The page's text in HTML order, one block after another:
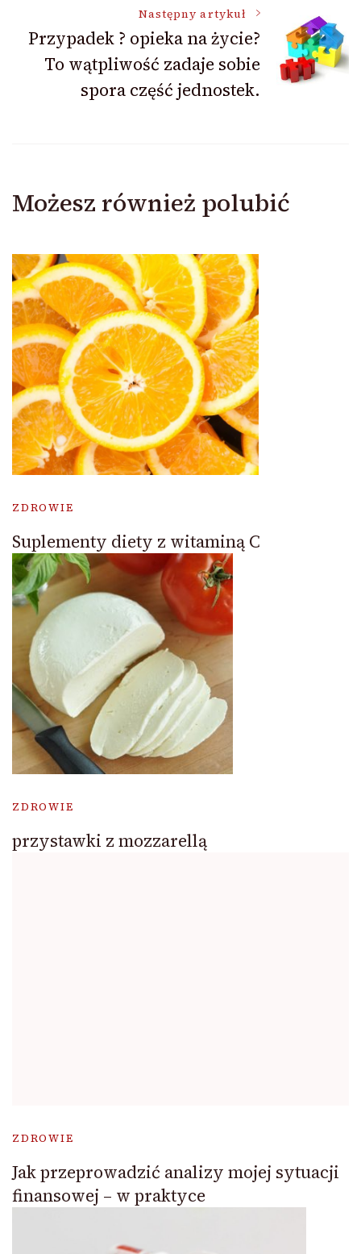
Następny artykuł
Przypadek ? opieka na życie?
To wątpliwość zadaje sobie
spora część jednostek.
Możesz również polubić
ZDROWIE
Suplementy diety z witaminą C
ZDROWIE
przystawki z mozzarellą
ZDROWIE
Jak przeprowadzić analizy mojej sytuacji
finansowej – w praktyce